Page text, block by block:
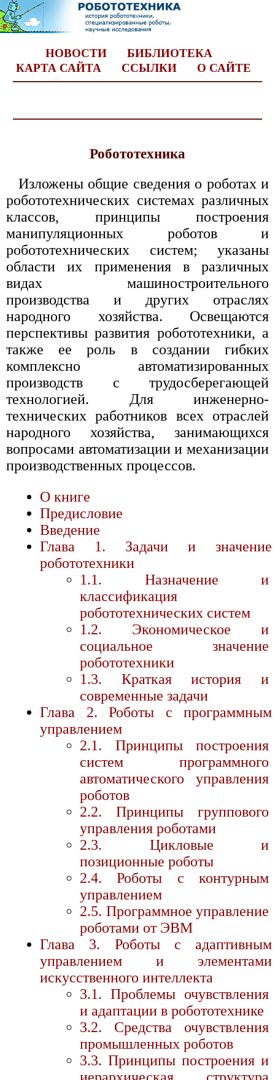
НОВОСТИ
БИБЛИОТЕКА
КАРТА САЙТА
ССЫЛКИ О САЙТЕ
Робототехника
Изложены общие сведения о роботах и
робототехнических системах различных
классов, принципы построения
манипуляционных роботов и
робототехнических систем; указаны
области их применения в различных
видах машиностроительного
производства и других отраслях
народного хозяйства. Освещаются
перспективы развития робототехники, а
также ее роль в создании гибких
комплексно автоматизированных
производств с трудосберегающей
технологией. Для инженерно-
технических работников всех отраслей
народного хозяйства, занимающихся
вопросами автоматизации и механизации
производственных процессов.
О книге
Предисловие
Введение
Глава 1. Задачи и значение
робототехники
1.1. Назначение и
классификация
робототехнических систем
1.2. Экономическое и
социальное значение
робототехники
1.3. Краткая история и
современные задачи
Глава 2. Роботы с программным
управлением
2.1. Принципы построения
систем программного
автоматического управления
роботов
2.2. Принципы группового
управления роботами
2.3. Цикловые и
позиционные роботы
2.4. Роботы с контурным
управлением
2.5. Программное управление
роботами от ЭВМ
Глава 3. Роботы с адаптивным
управлением и элементами
искусственного интеллекта
3.1. Проблемы очувствления
и адаптации в робототехнике
3.2. Средства очувствления
промышленных роботов
3.3. Принципы построения и